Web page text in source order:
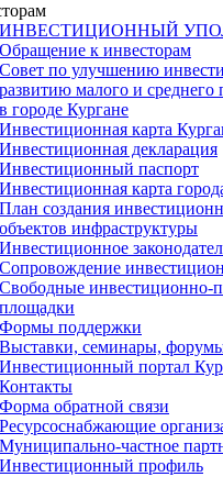
ИНВЕСТИЦИОННЫЙ
Обращение к инвесторам
Совет по улучшению
развитию малого и среднего
в городе Кургане
Инвестиционная карта
Инвестиционная декларация
Инвестиционный паспорт
Инвестиционная карта
План создания
объектов инфраструктуры
Инвестиционное
Сопровождение
Свободные инвестиционно-
площадки
Формы поддержки
Выставки, семинары,
Инвестиционный портал
Контакты
Форма обратной связи
Ресурсоснабжающие
Муниципально-частное
Инвестиционный профиль